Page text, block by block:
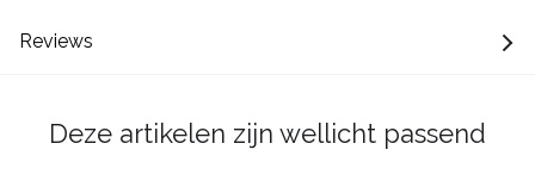
Reviews
Deze artikelen zijn wellicht passend